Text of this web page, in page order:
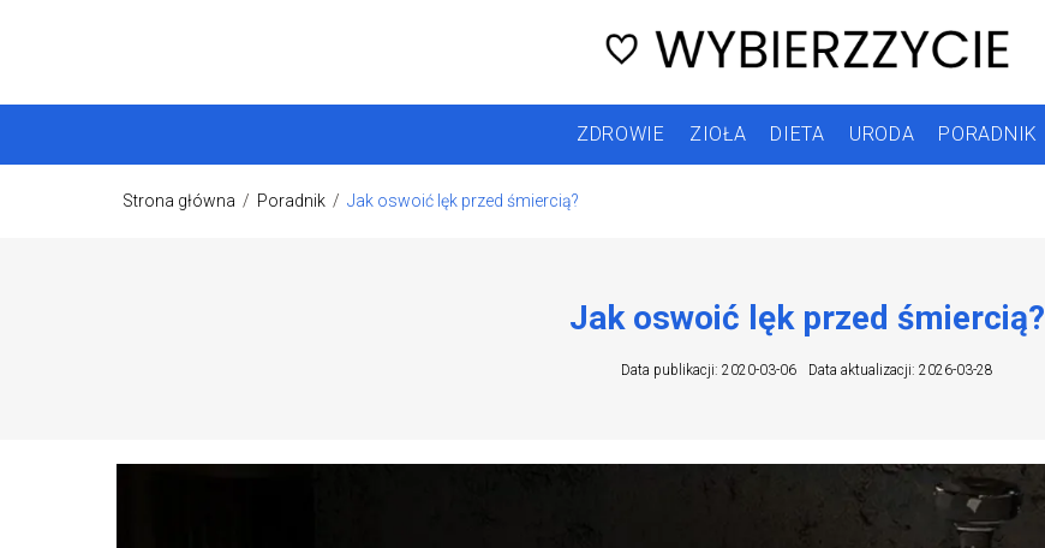
ZDROWIE ZIOŁA DIETA URODA PORADNIK
Strona główna / Poradnik / Jak oswoić lęk przed śmiercią?
Jak oswoić lęk przed śmiercią?
Data publikacji: 2020-03-06 Data aktualizacji: 2026-03-28